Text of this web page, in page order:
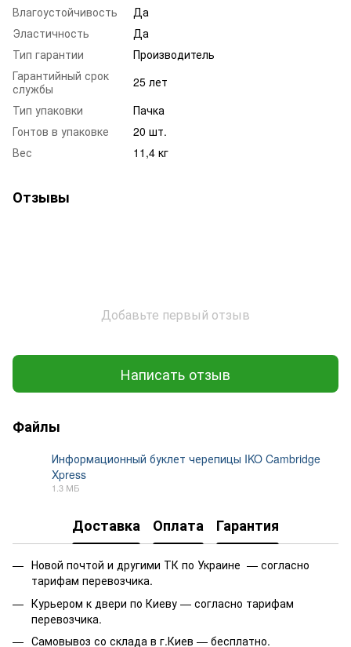
Влагоустойчивость
Да
Эластичность
Да
Тип гарантии
Производитель
Гарантийный срок
службы
25 лет
Тип упаковки
Пачка
Гонтов в упаковке
20 шт.
Вес
11,4 кг
Отзывы
Добавьте первый отзыв
Написать отзыв
Файлы
Информационный буклет черепицы IKO Cambridge
Xpress
1.3 МБ
Доставка Оплата Гарантия
Новой почтой и другими ТК по Украине — согласно
тарифам перевозчика.
Курьером к двери по Киеву — согласно тарифам
перевозчика.
Самовывоз со склада в г.Киев — бесплатно.